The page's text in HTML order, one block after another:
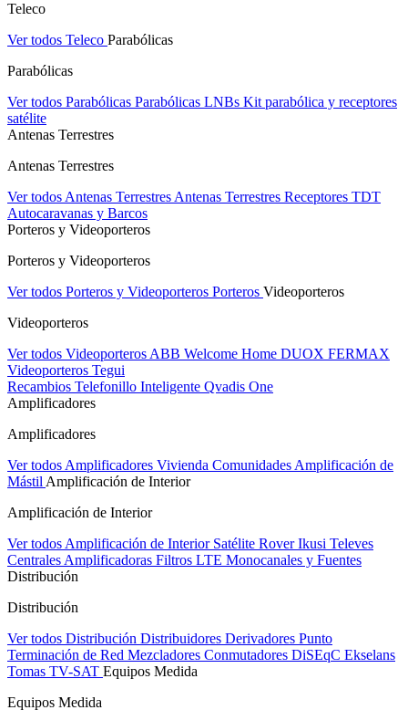
Teleco
Ver todos Teleco Parabólicas
Parabólicas
Ver todos Parabólicas Parabólicas LNBs Kit parabólica y receptores
satélite
Antenas Terrestres
Antenas Terrestres
Ver todos Antenas Terrestres Antenas Terrestres Receptores TDT
Autocaravanas y Barcos
Porteros y Videoporteros
Porteros y Videoporteros
Ver todos Porteros y Videoporteros Porteros Videoporteros
Videoporteros
Ver todos Videoporteros ABB Welcome Home DUOX FERMAX
Videoporteros Tegui
Recambios Telefonillo Inteligente Qvadis One
Amplificadores
Amplificadores
Ver todos Amplificadores Vivienda Comunidades Amplificación de
Mástil Amplificación de Interior
Amplificación de Interior
Ver todos Amplificación de Interior Satélite RoverIkusi Televes
Centrales Amplificadoras Filtros LTE Monocanales y Fuentes
Distribución
Distribución
Ver todos Distribución Distribuidores Derivadores Punto
Terminación de Red Mezcladores Conmutadores DiSEqC Ekselans
Tomas TV-SAT Equipos Medida
Equipos Medida